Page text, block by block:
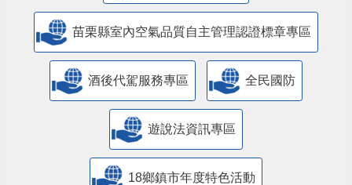
苗栗縣室內空氣品質自主管理認證標章專區
酒後代駕服務專區 全民國防
遊說法資訊專區
18鄉鎮市年度特色活動